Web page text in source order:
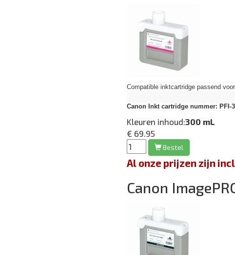
Compatible inktcartridge passend
Canon Inkt cartridge nummer: PFI-
Kleuren inhoud:300 mL
€ 69.95
Bestel
Al onze prijzen zijn
Canon